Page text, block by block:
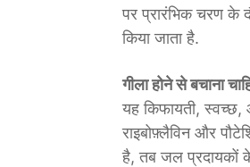
पर प्रारंभिक चरण के
किया जाता है.
गीला होने से बचाना
यह किफायती, स्वच्छ,
राइबोफ़्लैविन और
है, तब जल प्रदायकों